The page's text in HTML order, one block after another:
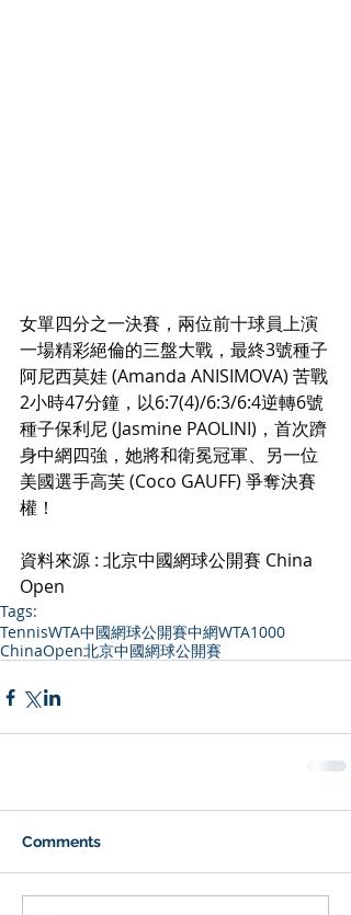
女單四分之一決賽，兩位前十球員上演
一場精彩絕倫的三盤大戰，最終3號種子
阿尼西莫娃 (Amanda ANISIMOVA) 苦戰
2小時47分鐘，以6:7(4)/6:3/6:4逆轉6號
種子保利尼 (Jasmine PAOLINI)，首次躋
身中網四強，她將和衛冕冠軍、另一位
美國選手高芙 (Coco GAUFF) 爭奪決賽
權！
資料來源 : 北京中國網球公開賽 China
Open
Tags:
TennisWTA中國網球公開賽中網WTA1000
ChinaOpen北京中國網球公開賽
Comments